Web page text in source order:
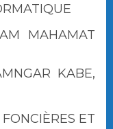
MAHAMAT
KABE,
ET